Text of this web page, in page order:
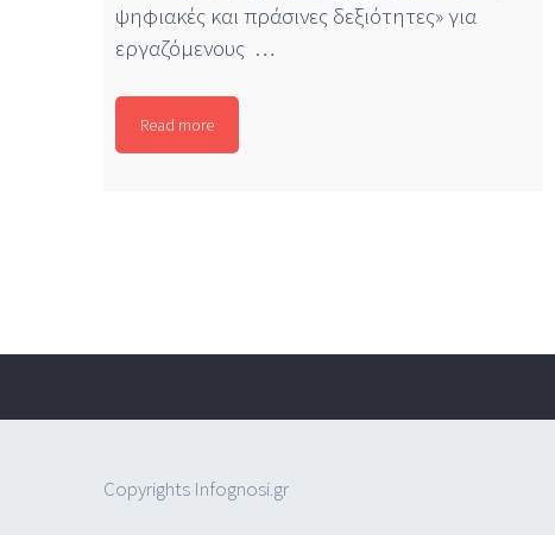
ψηφιακές και πράσινες δεξιότητες» για
εργαζόμενους …
Read more
Copyrights Infognosi.gr